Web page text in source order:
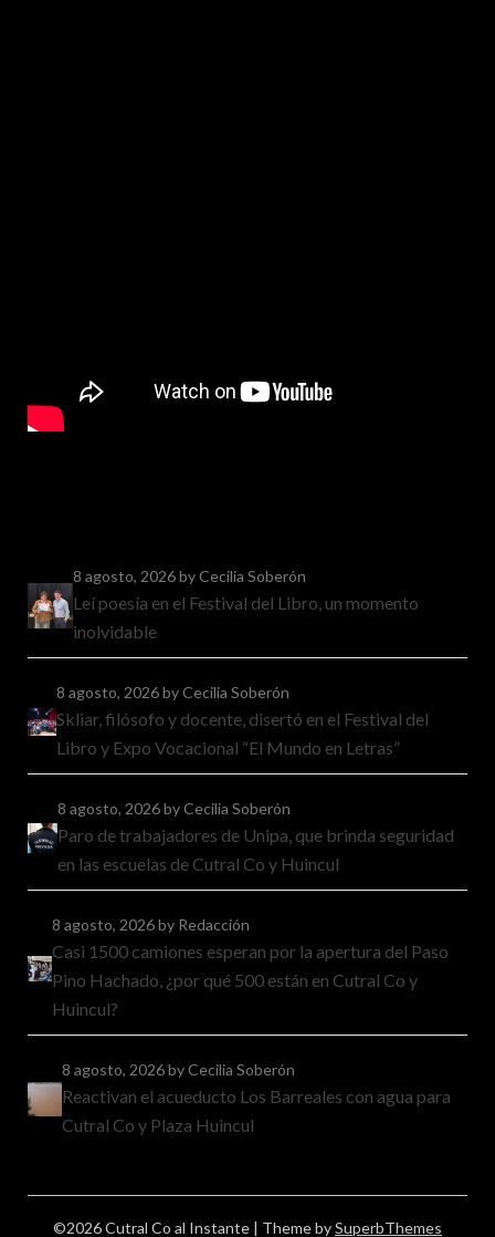
8 agosto, 2026by Cecilia Soberón
Leí poesía en el Festival del Libro, un momento
inolvidable
8 agosto, 2026by Cecilia Soberón
Skliar, filósofo y docente, disertó en el Festival del
Libro y Expo Vocacional “El Mundo en Letras”
8 agosto, 2026by Cecilia Soberón
Paro de trabajadores de Unipa, que brinda seguridad
en las escuelas de Cutral Co y Huincul
8 agosto, 2026by Redacción
Casi 1500 camiones esperan por la apertura del Paso
Pino Hachado, ¿por qué 500 están en Cutral Co y
Huincul?
8 agosto, 2026by Cecilia Soberón
Reactivan el acueducto Los Barreales con agua para
Cutral Co y Plaza Huincul
©2026 Cutral Co al Instante | Theme bySuperbThemes